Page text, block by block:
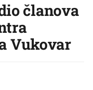
članova
Vukovar